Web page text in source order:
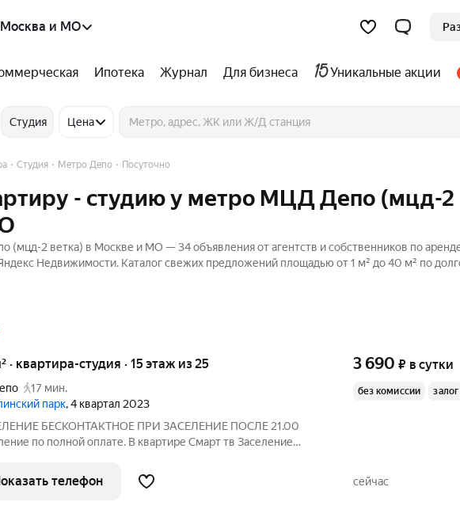
Москва и МО
Ипотека Журнал Для бизнеса Уникальные акции
Студия Цена
Студия Метро Депо Посуточно
- студию у метро МЦД Депо (мцд-2
2 ветка) в Москве и МО — 34 объявления от агентств и собственников по
Недвижимости. Каталог свежих предложений площадью от 1 м² до 40 м² по
· квартира-студия · 15 этаж из 25
17 мин.
парк, 4 квартал 2023
БЕСКОНТАКТНОЕ ПРИ ЗАСЕЛЕНИЕ ПОСЛЕ 21.00
по полной оплате. В квартире Смарт тв Заселение
человек, суток, праздничных и выходных дней
аренда от 3х
3 690 ₽ в сутки
без комиссии залог
телефон сейчас